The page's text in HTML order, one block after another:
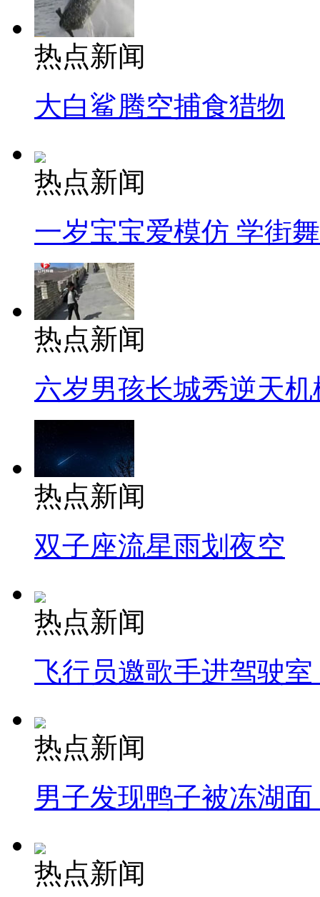
热点新闻
大白鲨腾空捕食猎物
热点新闻
一岁宝宝爱模仿 学街
热点新闻
六岁男孩长城秀逆天机
热点新闻
双子座流星雨划夜空
热点新闻
飞行员邀歌手进驾驶
热点新闻
男子发现鸭子被冻湖
热点新闻